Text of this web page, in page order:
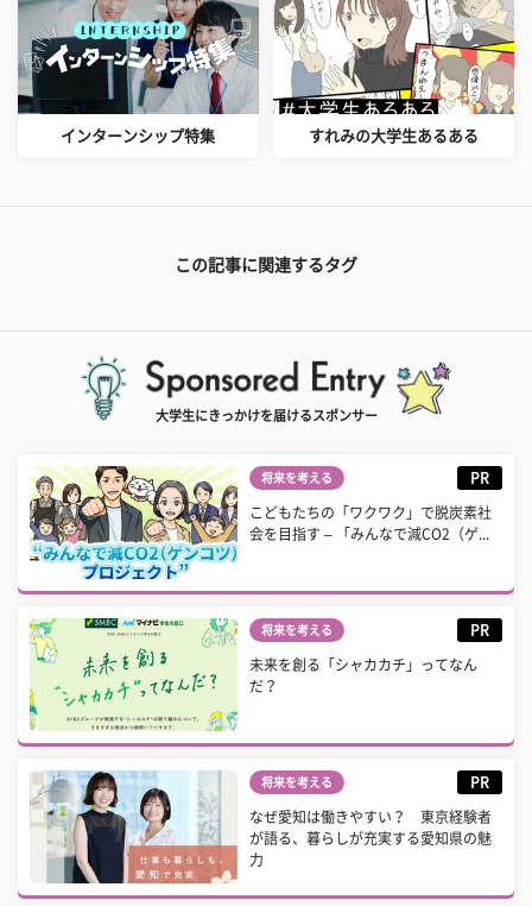
インターンシップ特集 すれみの大学生あるある
この記事に関連するタグ
大学生にきっかけを届けるスポンサー
将来を考える PR
こどもたちの「ワクワク」で脱炭素社
会を目指す – 「みんなで減CO2（ゲ...
将来を考える PR
未来を創る「シャカカチ」ってなん
だ？
将来を考える PR
なぜ愛知は働きやすい？ 東京経験者
が語る、暮らしが充実する愛知県の魅
力